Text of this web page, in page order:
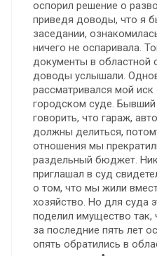
оспорил решение о
приведя доводы, что я
заседании,
ничего не оспаривала.
документы в областной
доводы услышали.
рассматривался мой
городском суде.
говорить, что гараж,
должны делиться,
отношения мы
раздельный бюджет.
приглашал в суд
о том, что мы жили
хозяйство. Но для суда
поделил имущество так,
за последние пять лет
опять обратились в